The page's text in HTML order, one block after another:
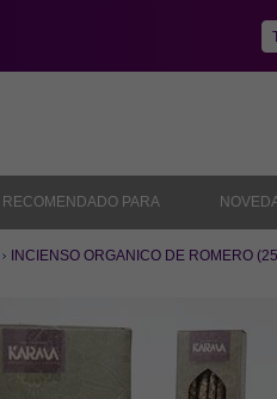
RECOMENDADO PARA
INCIENSO ORGANICO DE ROMERO